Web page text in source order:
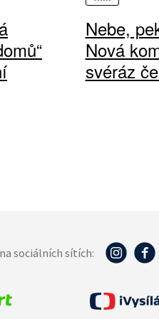
Nebe,
Nová
svéráz
sociálních sítích: